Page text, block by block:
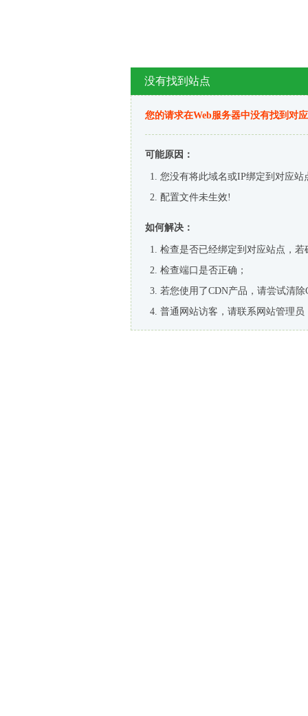
没有找到站点
您的请求在Web服务器中没有找到对
可能原因：
您没有将此域名或IP绑定到对应站
配置文件未生效!
如何解决：
检查是否已经绑定到对应站点，
检查端口是否正确；
若您使用了CDN产品，请尝试清除
普通网站访客，请联系网站管理员